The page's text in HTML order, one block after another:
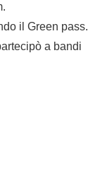
il Green pass.
a bandi